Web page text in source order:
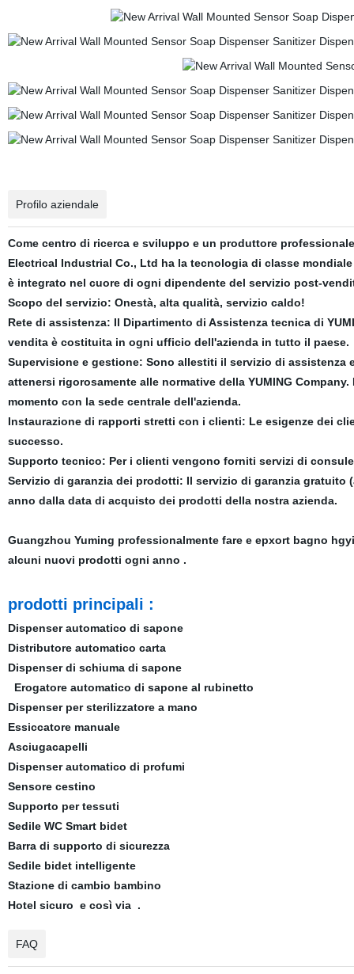
Profilo aziendale
Come centro di ricerca e sviluppo e un produttore
Electrical Industrial Co., Ltd ha la tecnologia di classe
è integrato nel cuore di ogni dipendente del servizio post-
Scopo del servizio: Onestà, alta qualità, servizio caldo!
Rete di assistenza: Il Dipartimento di Assistenza tecnica di
vendita è costituita in ogni ufficio dell'azienda in tutto il paese.
Supervisione e gestione: Sono allestiti il servizio di assistenza
attenersi rigorosamente alle normative della YUMING
momento con la sede centrale dell'azienda.
Instaurazione di rapporti stretti con i clienti: Le esigenze dei
successo.
Supporto tecnico: Per i clienti vengono forniti servizi di
Servizio di garanzia dei prodotti: Il servizio di garanzia
anno dalla data di acquisto dei prodotti della nostra azienda.
Guangzhou Yuming professionalmente fare e epxort bagno
alcuni nuovi prodotti ogni anno .
prodotti principali :
Dispenser automatico di sapone
Distributore automatico carta
Dispenser di schiuma di sapone
Erogatore automatico di sapone al rubinetto
Dispenser per sterilizzatore a mano
Essiccatore manuale
Asciugacapelli
Dispenser automatico di profumi
Sensore cestino
Supporto per tessuti
Sedile WC Smart bidet
Barra di supporto di sicurezza
Sedile bidet intelligente
Stazione di cambio bambino
Hotel sicuro e così via .
FAQ